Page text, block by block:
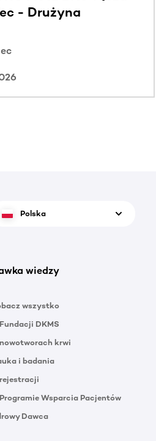
- Drużyna
Polska
wiedzy
wszystko
DKMS
krwi
i badania
Wsparcia Pacjentów
Dawca